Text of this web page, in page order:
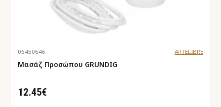
06450646 ARTELIBRE
Μασάζ Προσώπου GRUNDIG
12.45€